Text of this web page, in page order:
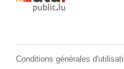
Conditions générales